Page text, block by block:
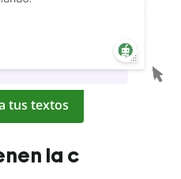
tus textos
la c